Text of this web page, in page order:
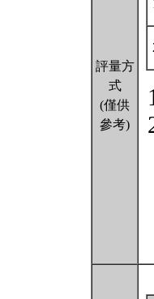
評量方
式
(僅供
參考)